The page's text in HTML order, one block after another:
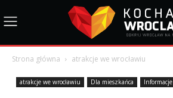
Strona główna atrakcje we wrocławiu
atrakcje we wrocławiu Dla mieszkańca Informacje